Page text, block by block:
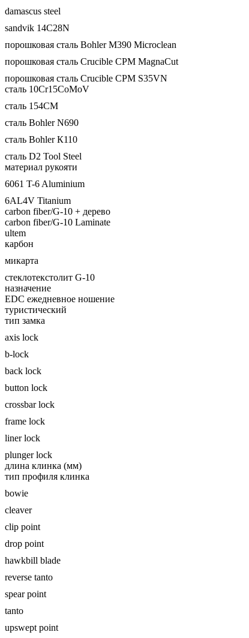
damascus steel
sandvik 14C28N
порошковая сталь Bohler M390 Microclean
порошковая сталь Crucible CPM MagnaCut
порошковая сталь Crucible CPM S35VN
сталь 10Cr15CoMoV
сталь 154CM
сталь Bohler N690
сталь Bohler К110
сталь D2 Tool Steel
материал рукояти
6061 T-6 Aluminium
6AL4V Titanium
carbon fiber/G-10 + дерево
carbon fiber/G-10 Laminate
ultem
карбон
микарта
стеклотекстолит G-10
назначение
EDC ежедневное ношение
туристический
тип замка
axis lock
b-lock
back lock
button lock
crossbar lock
frame lock
liner lock
plunger lock
длина клинка (мм)
тип профиля клинка
bowie
cleaver
clip point
drop point
hawkbill blade
reverse tanto
spear point
tanto
upswept point